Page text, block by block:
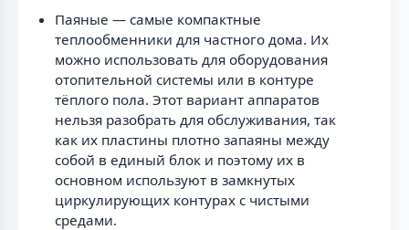
Паяные — самые компактные
теплообменники для частного дома. Их
можно использовать для оборудования
отопительной системы или в контуре
тёплого пола. Этот вариант аппаратов
нельзя разобрать для обслуживания, так
как их пластины плотно запаяны между
собой в единый блок и поэтому их в
основном используют в замкнутых
циркулирующих контурах с чистыми
средами.